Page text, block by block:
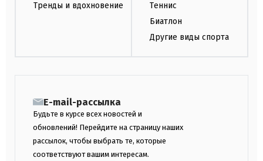
Тренды и вдохновение
Теннис
Биатлон
Другие виды спорта
E-mail-рассылка
Будьте в курсе всех новостей и
обновлений! Перейдите на страницу наших
рассылок, чтобы выбрать те, которые
соответствуют вашим интересам.